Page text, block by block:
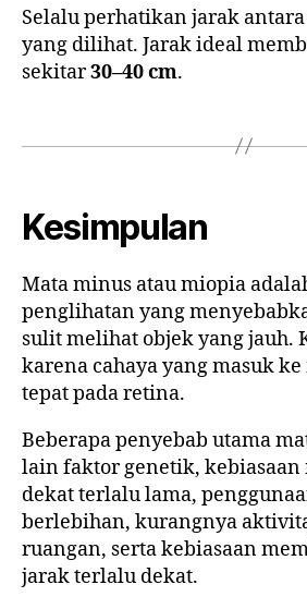
Selalu perhatikan jarak
yang dilihat. Jarak ideal
sekitar30–40 cm.
Kesimpulan
Mata minus atau miopia
penglihatan yang
sulit melihat objek yang jauh.
karena cahaya yang masuk
tepat pada retina.
Beberapa penyebab utama
lain faktor genetik,
dekat terlalu lama,
berlebihan, kurangnya
ruangan, serta kebiasaan
jarak terlalu dekat.